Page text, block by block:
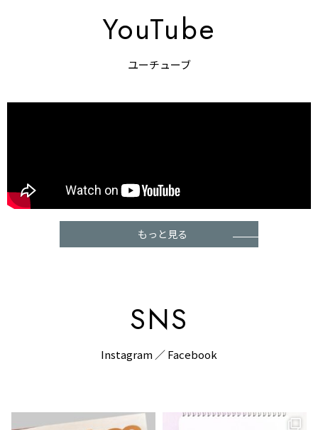
YouTube
ユーチューブ
もっと見る
SNS
Instagram ／ Facebook